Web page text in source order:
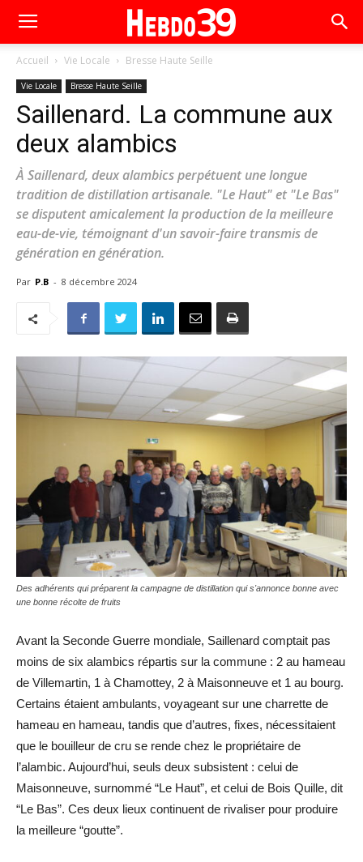
Accueil Vie Locale Bresse Haute Seille
Vie Locale Bresse Haute Seille
Saillenard. La commune aux
deux alambics
À Saillenard, deux alambics perpétuent une longue
tradition de distillation artisanale. "Le Haut" et "Le Bas"
se disputent amicalement la production de la meilleure
eau-de-vie, témoignant d'un savoir-faire transmis de
génération en génération.
Par P.B - 8 décembre 2024
Des adhérents qui préparent la campagne de distillation qui s'annonce bonne avec
une bonne récolte de fruits
Avant la Seconde Guerre mondiale, Saillenard comptait pas
moins de six alambics répartis sur la commune : 2 au hameau
de Villemartin, 1 à Chamottey, 2 à Maisonneuve et 1 au bourg.
Certains étaient ambulants, voyageant sur une charrette de
hameau en hameau, tandis que d’autres, fixes, nécessitaient
que le bouilleur de cru se rende chez le propriétaire de
l’alambic. Aujourd’hui, seuls deux subsistent : celui de
Maisonneuve, surnommé “Le Haut”, et celui de Bois Quille, dit
“Le Bas”. Ces deux lieux continuent de rivaliser pour produire
la meilleure “goutte”.